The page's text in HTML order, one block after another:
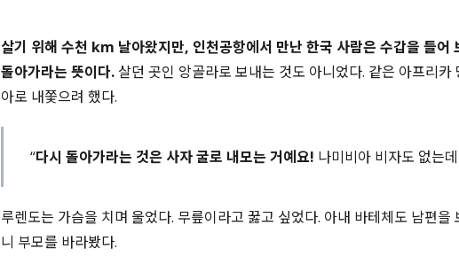
살기 위해 수천 km 날아왔지만, 인천공항에서 만난 한국 사람은 수갑을 들어
돌아가라는 뜻이다. 살던 곳인 앙골라로 보내는 것도 아니었다. 같은 아프리카
아로 내쫓으려 했다.
“다시 돌아가라는 것은 사자 굴로 내모는 거예요! 나미비아 비자도 없는
루렌도는 가슴을 치며 울었다. 무릎이라고 꿇고 싶었다. 아내 바테체도 남편을
니 부모를 바라봤다.